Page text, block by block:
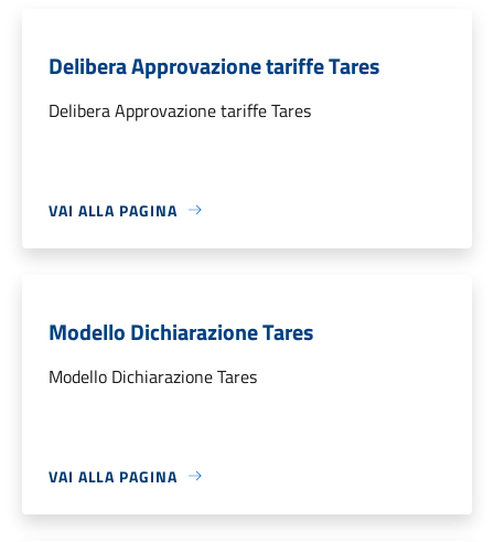
Delibera Approvazione tariffe Tares
Delibera Approvazione tariffe Tares
VAI ALLA PAGINA
Modello Dichiarazione Tares
Modello Dichiarazione Tares
VAI ALLA PAGINA